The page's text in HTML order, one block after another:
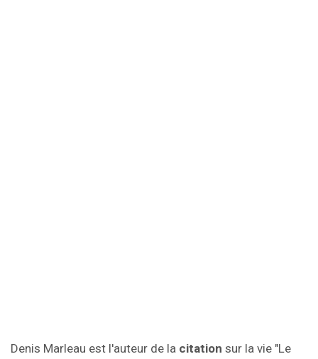
Denis Marleau est l'auteur de la citation sur la vie "Le